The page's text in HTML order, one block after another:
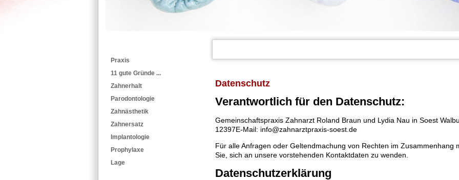
Praxis
11 gute Gründe ...
Zahnerhalt
Parodontologie
Zahnästhetik
Zahnersatz
Implantologie
Prophylaxe
Lage
Datenschutz
Verantwortlich für den Datenschutz:
Gemeinschaftspraxis Zahnarzt Roland Braun und Lydia Nau in Soest
12397E-Mail: info@zahnarztpraxis-soest.de
Für alle Anfragen oder Geltendmachung von Rechten im Zusammenhang
Sie, sich an unsere vorstehenden Kontaktdaten zu wenden.
Datenschutzerklärung